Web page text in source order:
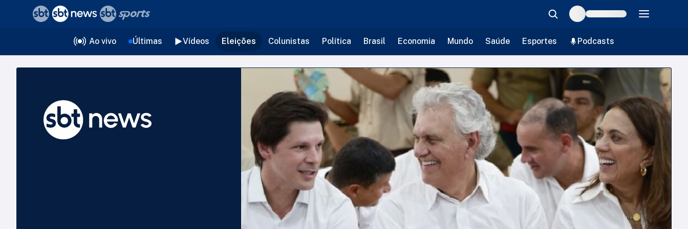
Ao vivo Últimas Vídeos Eleições Colunistas Política Brasil Economia Mundo Saúde Esportes Podcasts
voltar
Editorias